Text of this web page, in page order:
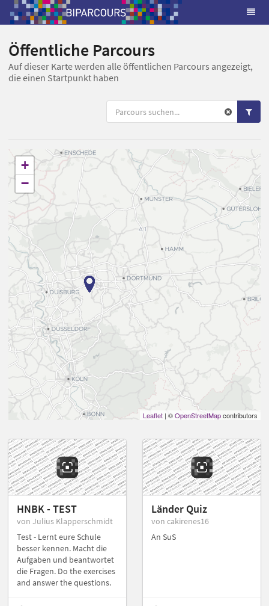
Öffentliche Parcours
Auf dieser Karte werden alle öffentlichen Parcours angezeigt,
die einen Startpunkt haben
+
−
Leaflet | ©OpenStreetMapcontributors
HNBK - TEST
von Julius Klapperschmidt
Test - Lernt eure Schule
besser kennen. Macht die
Aufgaben und beantwortet
die Fragen. Do the exercises
and answer the questions.
Länder Quiz
von cakirenes16
An SuS